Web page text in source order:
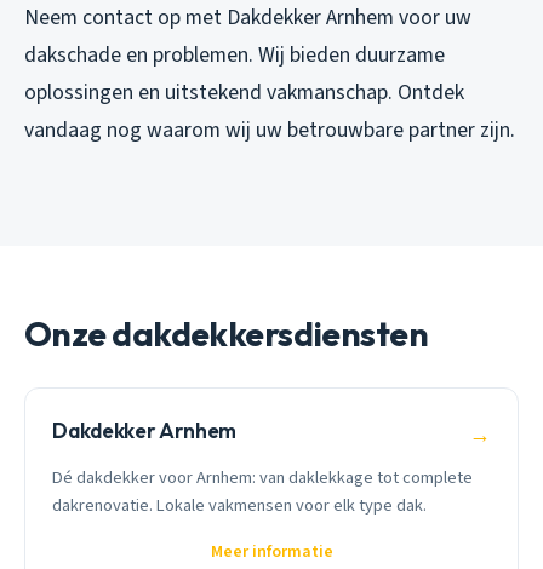
Neem contact op met Dakdekker Arnhem voor uw
dakschade en problemen. Wij bieden duurzame
oplossingen en uitstekend vakmanschap. Ontdek
vandaag nog waarom wij uw betrouwbare partner zijn.
Onze dakdekkersdiensten
Dakdekker Arnhem →
Dé dakdekker voor Arnhem: van daklekkage tot complete
dakrenovatie. Lokale vakmensen voor elk type dak.
Meer informatie